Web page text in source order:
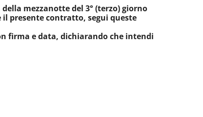
mezzanotte del 3° (terzo) giorno
presente contratto, segui queste
firma e data, dichiarando che intendi